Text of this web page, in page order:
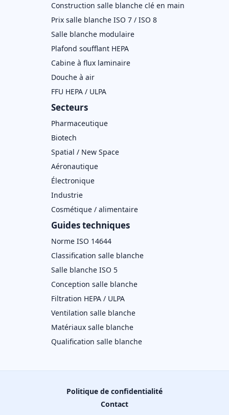
Construction salle blanche clé en main
Prix salle blanche ISO 7 / ISO 8
Salle blanche modulaire
Plafond soufflant HEPA
Cabine à flux laminaire
Douche à air
FFU HEPA / ULPA
Secteurs
Pharmaceutique
Biotech
Spatial / New Space
Aéronautique
Électronique
Industrie
Cosmétique / alimentaire
Guides techniques
Norme ISO 14644
Classification salle blanche
Salle blanche ISO 5
Conception salle blanche
Filtration HEPA / ULPA
Ventilation salle blanche
Matériaux salle blanche
Qualification salle blanche
Politique de confidentialité
Contact